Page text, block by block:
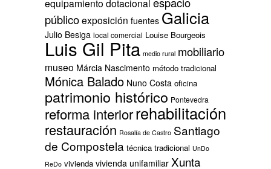
equipamiento dotacional
públicoexposición fuentes Galicia
Julio Besiga local comercial Louise Bourgeois
Luis Gil Pita medio rural mobiliario
museo Márcia Nascimento método tradicional
Mónica Balado Nuno Costa oficina
patrimonio histórico Pontevedra
reforma interiorrehabilitación
restauración Rosalía de Castro Santiago
de Compostela técnica tradicional UnDo
ReDo vivienda vivienda unifamiliar Xunta